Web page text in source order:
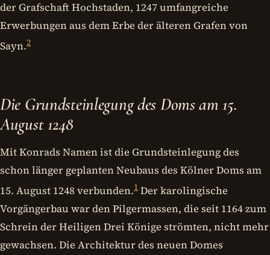
der Grafschaft Hochstaden, 1247 umfangreiche
Erwerbungen aus dem Erbe der älteren Grafen von
Sayn.2
Die Grundsteinlegung des Doms am 15.
August 1248
Mit Konrads Namen ist die Grundsteinlegung des
schon länger geplanten Neubaus des Kölner Doms am
15. August 1248 verbunden.1 Der karolingische
Vorgängerbau war den Pilgermassen, die seit 1164 zum
Schrein der Heiligen Drei Könige strömten, nicht mehr
gewachsen. Die Architektur des neuen Domes